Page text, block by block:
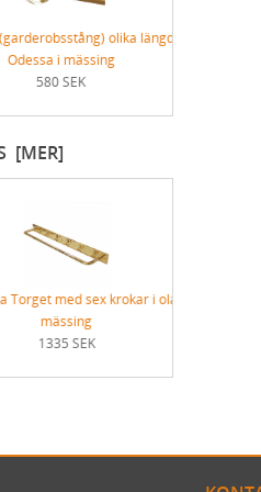
olika längder
i mässing
580 SEK
[MER]
med sex krokar i olackad
mässing
1335 SEK